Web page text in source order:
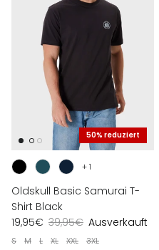
50% reduziert
Oldskull Basic Samurai T-
Shirt Black
19,95€ 39,95€ Ausverkauft
+ 1
S M L XL XXL 3XL